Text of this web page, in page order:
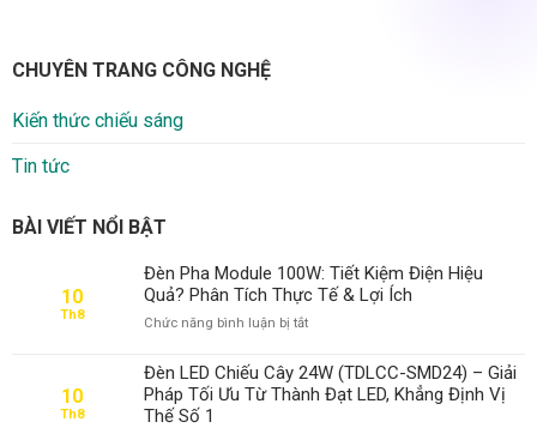
CHUYÊN TRANG CÔNG NGHỆ
Kiến thức chiếu sáng
Tin tức
BÀI VIẾT NỔI BẬT
10
Th8
Đèn Pha Module 100W: Tiết Kiệm Điện Hiệu
Quả? Phân Tích Thực Tế & Lợi Ích
Chức năng bình luận bị tắtở
Pha
Module
100W:
10
Th8
Đèn LED Chiếu Cây 24W (TDLCC-SMD24) – Giải
Pháp Tối Ưu Từ Thành Đạt LED, Khẳng Định Vị
Thế Số 1